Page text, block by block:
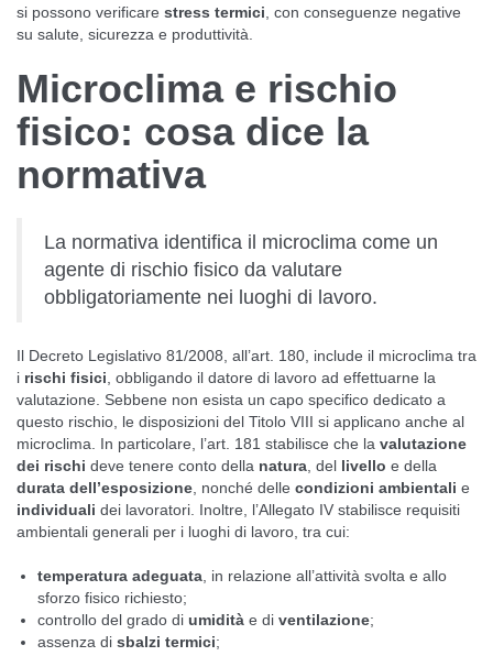
si possono verificare stress termici , con conseguenze negative
su salute, sicurezza e produttività.
Microclima e rischio
fisico: cosa dice la
normativa
La normativa identifica il microclima come un
agente di rischio fisico da valutare
obbligatoriamente nei luoghi di lavoro.
Il Decreto Legislativo 81/2008, all’art. 180, include il microclima tra
i rischi fisici , obbligando il datore di lavoro ad effettuarne la
valutazione. Sebbene non esista un capo specifico dedicato a
questo rischio, le disposizioni del Titolo VIII si applicano anche al
microclima. In particolare, l’art. 181 stabilisce che la valutazione
dei rischi deve tenere conto della natura , del livello e della
durata dell’esposizione , nonché delle condizioni ambientali e
individuali dei lavoratori. Inoltre, l’Allegato IV stabilisce requisiti
ambientali generali per i luoghi di lavoro, tra cui:
temperatura adeguata, in relazione all’attività svolta e allo
sforzo fisico richiesto;
controllo del grado diumiditàe di ventilazione;
assenza di sbalzi termici;